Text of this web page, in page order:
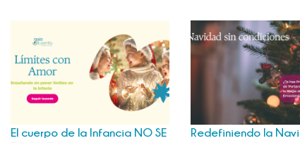
El cuerpo de la Infancia NO SE
Redefiniendo la